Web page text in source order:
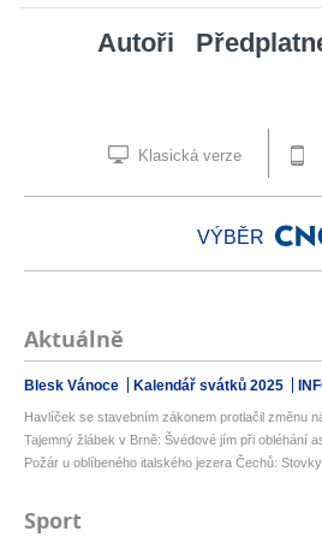
Autoři
Klasická verze
VÝBĚR
Aktuálně
Blesk Vánoce Kalendář svátků 2025
Havlíček se stavebním zákonem protlačil změnu
Tajemný žlábek v Brně: Švédové jím při obléhání
Požár u oblíbeného italského jezera Čechů:
Sport